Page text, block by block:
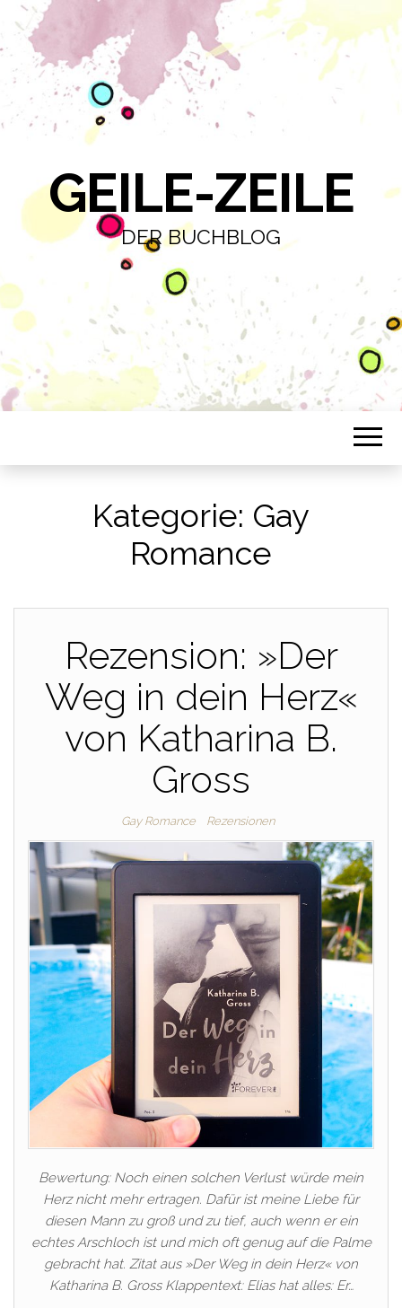
GEILE-ZEILE
DER BUCHBLOG
Kategorie: Gay
Romance
Rezension: »Der
Weg in dein Herz«
von Katharina B.
Gross
Gay Romance Rezensionen
Bewertung: Noch einen solchen Verlust würde mein
Herz nicht mehr ertragen. Dafür ist meine Liebe für
diesen Mann zu groß und zu tief, auch wenn er ein
echtes Arschloch ist und mich oft genug auf die Palme
gebracht hat. Zitat aus »Der Weg in dein Herz« von
Katharina B. Gross Klappentext: Elias hat alles: Er…